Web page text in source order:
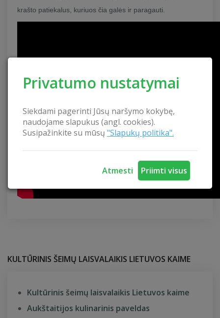
Privatumo nustatymai
Siekdami pagerinti Jūsų naršymo kokybę,
naudojame slapukus (angl. cookies).
Susipažinkite su mūsų "Slapukų politika".
Atmesti Priimti visus
krašto patiekalus, kuriuos čia galės ir paragauti.
KULTŪRINIS ŠEIMŲ LAISVALAIKIS LIETUVOS KAIME
Kultūrinis šeimų laisvalaikis Lietuvos kaime
Aukštaitijos kulinarinis paveldas